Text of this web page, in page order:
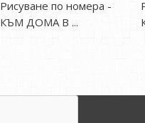
Рисуване по номера -
КЪМ ДОМА В ...